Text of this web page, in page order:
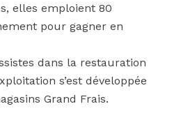
elles emploient 80
pour gagner en
dans la restauration
s’est développée
Grand Frais.